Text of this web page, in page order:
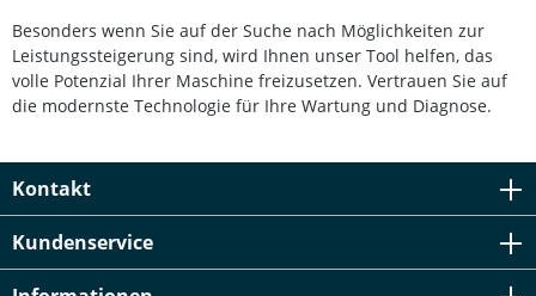
Kosteneffiziente Alternative zum Honda-Werkzeug Ideal
für Werkstätten und Tuningspezialisten Kompakte
Bauweise mit nur 20 g Gewicht Lieferumfang: 1 × Healtech
DCT Dyno Tool DCT-H01 Montage- und Bedienhinweise
Besonders wenn Sie auf der Suche nach Möglichkeiten zur
Leistungssteigerung sind, wird Ihnen unser Tool helfen, das
volle Potenzial Ihrer Maschine freizusetzen. Vertrauen Sie auf
die modernste Technologie für Ihre Wartung und Diagnose.
Kontakt
Kundenservice